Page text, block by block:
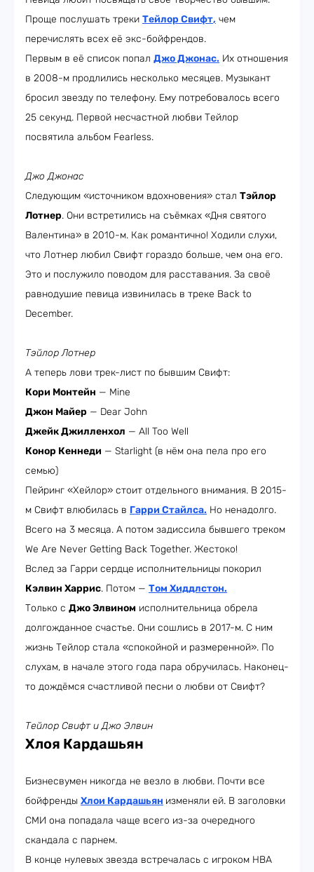
Проще послушать треки Тейлор Свифт, чем
перечислять всех её экс-бойфрендов.
Первым в её список попал Джо Джонас. Их отношения
в 2008-м продлились несколько месяцев. Музыкант
бросил звезду по телефону. Ему потребовалось всего
25 секунд. Первой несчастной любви Тейлор
посвятила альбом Fearless.
Джо Джонас
Следующим «источником вдохновения» стал Тэйлор
Лотнер. Они встретились на съёмках «Дня святого
Валентина» в 2010-м. Как романтично! Ходили слухи,
что Лотнер любил Свифт гораздо больше, чем она его.
Это и послужило поводом для расставания. За своё
равнодушие певица извинилась в треке Back to
December.
Тэйлор Лотнер
А теперь лови трек-лист по бывшим Свифт:
Кори Монтейн — Mine
Джон Майер — Dear John
Джейк Джилленхол — All Too Well
Конор Кеннеди — Starlight (в нём она пела про его
семью)
Пейринг «Хейлор» стоит отдельного внимания. В 2015-
м Свифт влюбилась в Гарри Стайлса. Но ненадолго.
Всего на 3 месяца. А потом задиссила бывшего треком
We Are Never Getting Back Together. Жестоко!
Вслед за Гарри сердце исполнительницы покорил
Кэлвин Харрис. Потом — Том Хиддлстон.
Только с Джо Элвином исполнительница обрела
долгожданное счастье. Они сошлись в 2017-м. С ним
жизнь Тейлор стала «спокойной и размеренной». По
слухам, в начале этого года пара обручилась. Наконец-
то дождёмся счастливой песни о любви от Свифт?
Тейлор Свифт и Джо Элвин
Хлоя Кардашьян
Бизнесвумен никогда не везло в любви. Почти все
бойфренды Хлои Кардашьян изменяли ей. В заголовки
СМИ она попадала чаще всего из-за очередного
скандала с парнем.
В конце нулевых звезда встречалась с игроком HBA